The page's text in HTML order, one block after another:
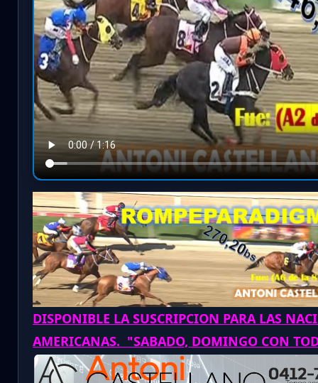
DISPONIBLE LA SUSCRIPCION PARA LAS
AMERICANAS. "SABADO, DOMINGO CON